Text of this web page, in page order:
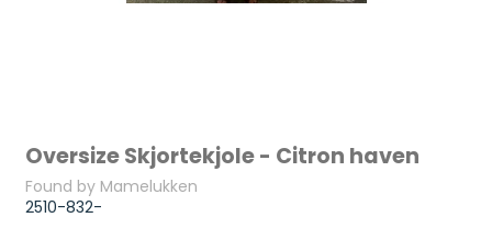
Oversize Skjortekjole - Citron haven
Found by Mamelukken
2510-832-